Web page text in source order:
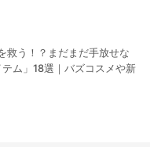
救う！？まだまだ手放せな
ム」18選｜バズコスメや新